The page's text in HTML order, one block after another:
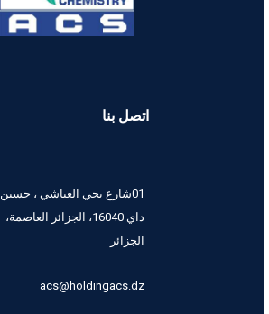
اتصل بنا
01شارع يحي العياشي ، حسين
داي 16040، الجزائر العاصمة،
الجزائر
acs@holdingacs.dz